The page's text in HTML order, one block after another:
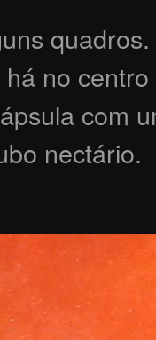
no
com
nectário.